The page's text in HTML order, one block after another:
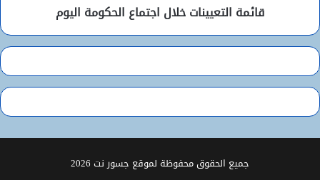
قائمة التعيينات خلال اجتماع الحكومة اليوم
جميع الحقوق محفوظة لموقع جسور نت 2026